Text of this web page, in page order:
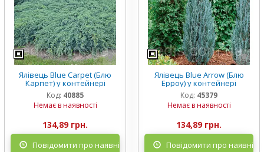
Ялівець Blue Carpet (Блю
Карпет) у контейнері
Код: 40885
Немає в наявності
134,89 грн.
Повідомити про наявність
Ялівець Blue Arrow (Блю
Ерроу) у контейнері
Код: 45379
Немає в наявності
134,89 грн.
Повідомити про